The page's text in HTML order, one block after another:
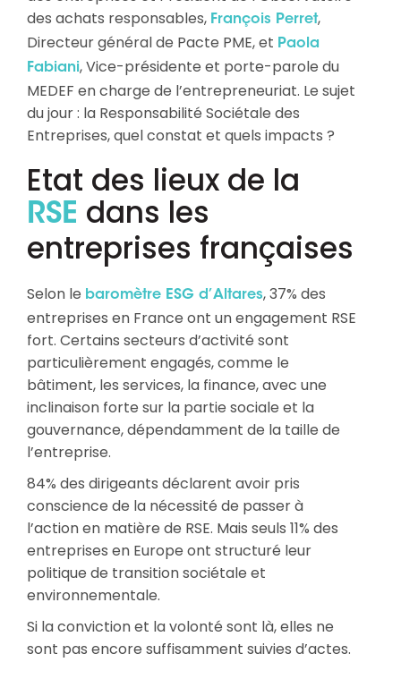
des achats responsables, François Perret,
Directeur général de Pacte PME, et Paola
Fabiani, Vice-présidente et porte-parole du
MEDEF en charge de l’entrepreneuriat. Le sujet
du jour : la Responsabilité Sociétale des
Entreprises, quel constat et quels impacts ?
Etat des lieux de la
RSE dans les
entreprises françaises
Selon le baromètre ESG d’Altares, 37% des
entreprises en France ont un engagement RSE
fort. Certains secteurs d’activité sont
particulièrement engagés, comme le
bâtiment, les services, la finance, avec une
inclinaison forte sur la partie sociale et la
gouvernance, dépendamment de la taille de
l’entreprise.
84% des dirigeants déclarent avoir pris
conscience de la nécessité de passer à
l’action en matière de RSE. Mais seuls 11% des
entreprises en Europe ont structuré leur
politique de transition sociétale et
environnementale.
Si la conviction et la volonté sont là, elles ne
sont pas encore suffisamment suivies d’actes.